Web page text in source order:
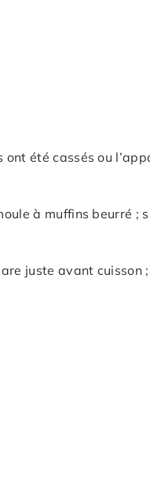
ont été cassés ou
à muffins beurré ;
juste avant cuisson